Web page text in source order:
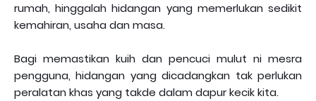
rumah, hinggalah hidangan yang memerlukan sedikit
kemahiran, usaha dan masa.
Bagi memastikan kuih dan pencuci mulut ni mesra
pengguna, hidangan yang dicadangkan tak perlukan
peralatan khas yang takde dalam dapur kecik kita.